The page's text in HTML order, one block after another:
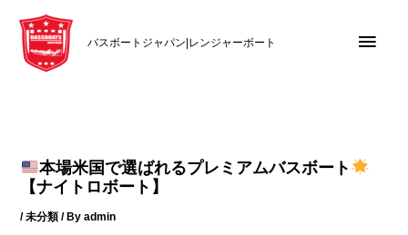
バスボートジャパン|レンジャーボート
本場米国で選ばれるプレミアムバスボート
【ナイトロボート】
/未分類 / Byadmin